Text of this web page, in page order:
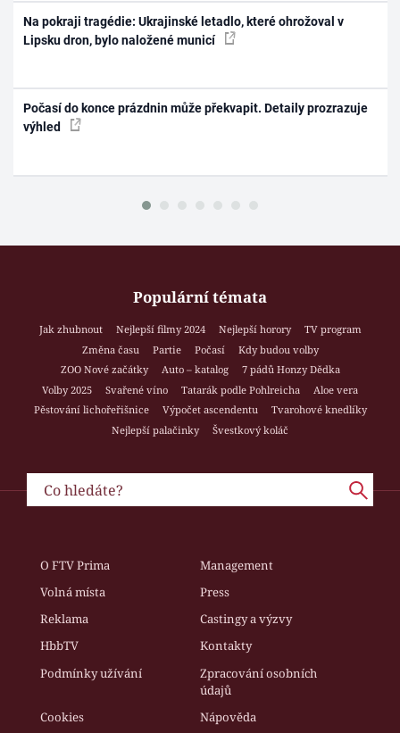
Na pokraji tragédie: Ukrajinské letadlo, které ohrožoval v
Lipsku dron, bylo naložené municí
Počasí do konce prázdnin může překvapit. Detaily prozrazuje
výhled
Populární témata
Jak zhubnout Nejlepší filmy 2024 Nejlepší horory
TV program
Změna času
Partie Počasí
Kdy budou volby
ZOO Nové začátky
Auto – katalog
7 pádů Honzy Dědka
Volby 2025
Svařené víno Tatarák podle Pohlreicha
Aloe vera
Pěstování lichořeřišnice
Výpočet ascendentu
Tvarohové knedlíky
Nejlepší palačinky
Švestkový koláč
O FTV Prima
Management
Volná místa
Press
Reklama
Castingy a výzvy
HbbTV
Kontakty
Podmínky užívání
Zpracování osobních
údajů
Cookies
Nápověda